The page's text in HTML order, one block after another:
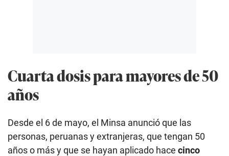
Cuarta dosis para mayores de 50
años
Desde el 6 de mayo, el Minsa anunció que las
personas, peruanas y extranjeras, que tengan 50
años o más y que se hayan aplicado hace cinco